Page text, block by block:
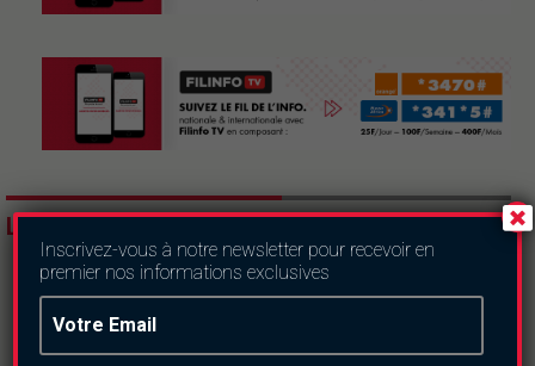
LES DERNIERS ARTICLES
Inscrivez-vous à notre newsletter pour recevoir en
premier nos informations exclusives